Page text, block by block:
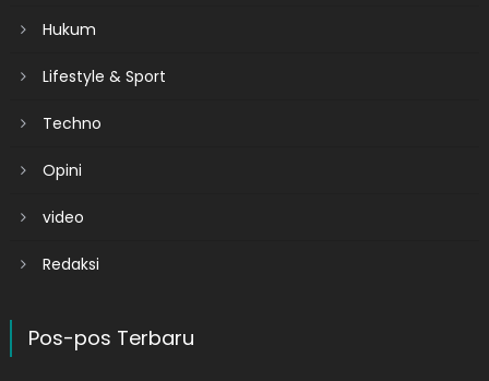
Hukum
Lifestyle & Sport
Techno
Opini
video
Redaksi
Pos-pos Terbaru